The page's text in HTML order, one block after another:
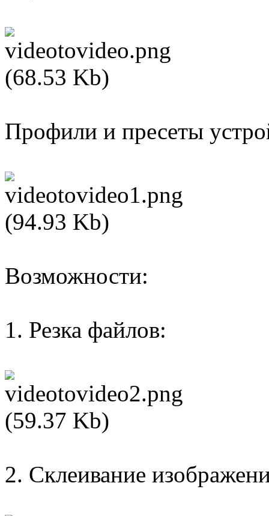
Профили и пресеты
Возможности:
1. Резка файлов:
2. Склеивание